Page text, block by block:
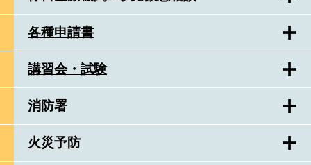
各種申請書
講習会・試験
消防署
火災予防